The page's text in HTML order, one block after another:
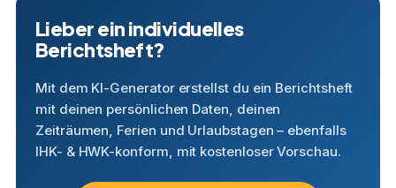
Lieber ein individuelles
Berichtsheft?
Mit dem KI-Generator erstellst du ein Berichtsheft
mit deinen persönlichen Daten, deinen
Zeiträumen, Ferien und Urlaubstagen – ebenfalls
IHK- & HWK-konform, mit kostenloser Vorschau.